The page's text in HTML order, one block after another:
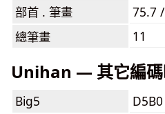
部首 . 筆畫
75.7 /
總筆畫
11
Unihan — 其它編
Big5
D5B0